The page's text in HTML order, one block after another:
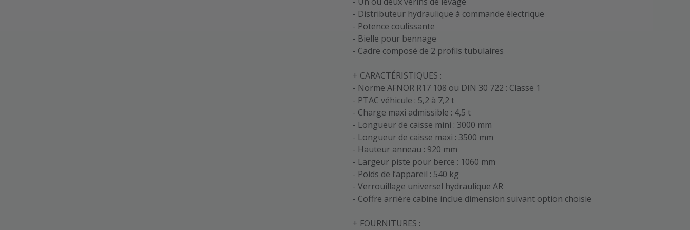
- Distributeur hydraulique à commande électrique
- Potence coulissante
- Bielle pour bennage
- Cadre composé de 2 profils tubulaires
+ CARACTÉRISTIQUES :
- Norme AFNOR R17 108 ou DIN 30 722 : Classe 1
- PTAC véhicule : 5,2 à 7,2 t
- Charge maxi admissible : 4,5 t
- Longueur de caisse mini : 3000 mm
- Longueur de caisse maxi : 3500 mm
- Hauteur anneau : 920 mm
- Largeur piste pour berce : 1060 mm
- Poids de l’appareil : 540 kg
- Verrouillage universel hydraulique AR
- Coffre arrière cabine inclue dimension suivant option choisie
+ FOURNITURES :